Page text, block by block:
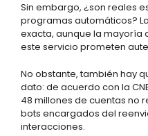
Sin embargo, ¿son reales
programas automáticos?
exacta, aunque la mayoría
este servicio prometen
No obstante, también hay
dato: de acuerdo con la
48 millones de cuentas no
bots encargados del
interacciones.